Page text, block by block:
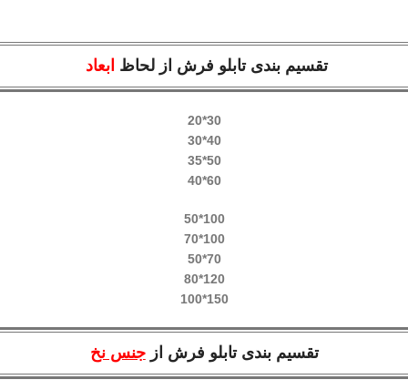
تقسیم بندی تابلو فرش از لحاظ ابعاد
30*20
40*30
50*35
60*40
100*50
100*70
70*50
120*80
150*100
تقسیم بندی تابلو فرش ازجنس نخ